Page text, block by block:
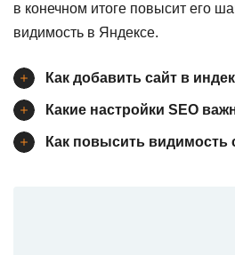
в конечном итоге повысит его
видимость в Яндексе.
Как добавить сайт в
Какие настройки SEO
Как повысить видимость